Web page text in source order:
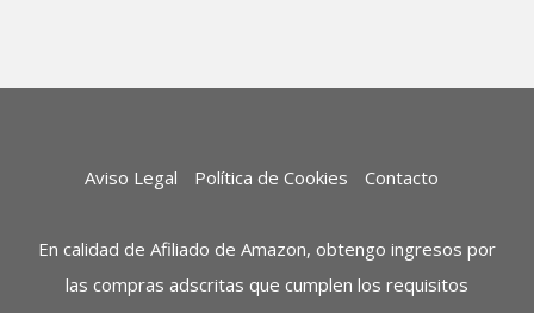
Aviso Legal Política de Cookies Contacto
En calidad de Afiliado de Amazon, obtengo ingresos por
las compras adscritas que cumplen los requisitos